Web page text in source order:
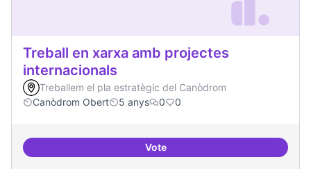
Treball en xarxa amb projectes
internacionals
Treballem el pla estratègic del Canòdrom
Canòdrom Obert
5 anys 0 0
VoteTreball en xarxa amb projectes